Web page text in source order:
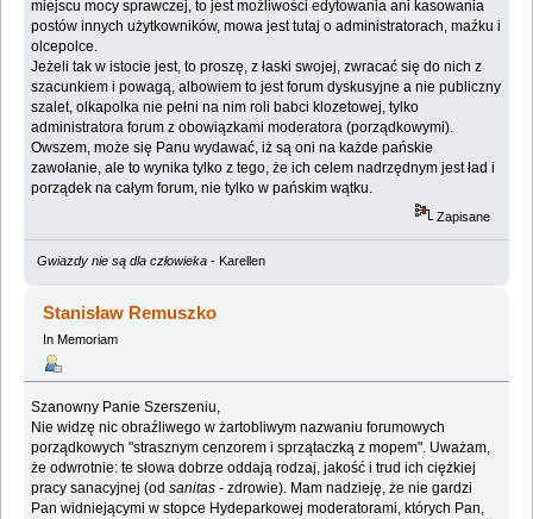
miejscu mocy sprawczej, to jest możliwości edytowania ani kasowania
postów innych użytkowników, mowa jest tutaj o administratorach, maźku i
olcepolce.
Jeżeli tak w istocie jest, to proszę, z łaski swojej, zwracać się do nich z
szacunkiem i powagą, albowiem to jest forum dyskusyjne a nie publiczny
szalet, olkapolka nie pełni na nim roli babci klozetowej, tylko
administratora forum z obowiązkami moderatora (porządkowymi).
Owszem, może się Panu wydawać, iż są oni na każde pańskie
zawołanie, ale to wynika tylko z tego, że ich celem nadrzędnym jest ład i
porządek na całym forum, nie tylko w pańskim wątku.
Zapisane
Gwiazdy nie są dla człowieka- Karellen
Stanisław Remuszko
In Memoriam
Szanowny Panie Szerszeniu,
Nie widzę nic obraźliwego w żartobliwym nazwaniu forumowych
porządkowych "strasznym cenzorem i sprzątaczką z mopem". Uważam,
że odwrotnie: te słowa dobrze oddają rodzaj, jakość i trud ich ciężkiej
pracy sanacyjnej (odsanitas - zdrowie). Mam nadzieję, że nie gardzi
Pan widniejącymi w stopce Hydeparkowej moderatorami, których Pan,